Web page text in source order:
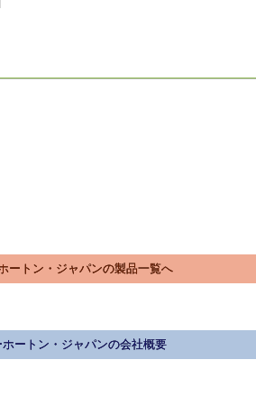
ートン・ジャパンの製品一覧へ
ートン・ジャパンの会社概要